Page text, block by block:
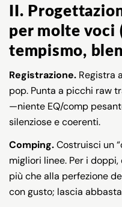
II.
per molte voci
tempismo,
Registrazione. Registra
pop. Punta a picchi raw
—niente EQ/comp
silenziose e coerenti.
Comping.Costruisci un
migliori linee. Per i
più che alla perfezione
con gusto; lascia